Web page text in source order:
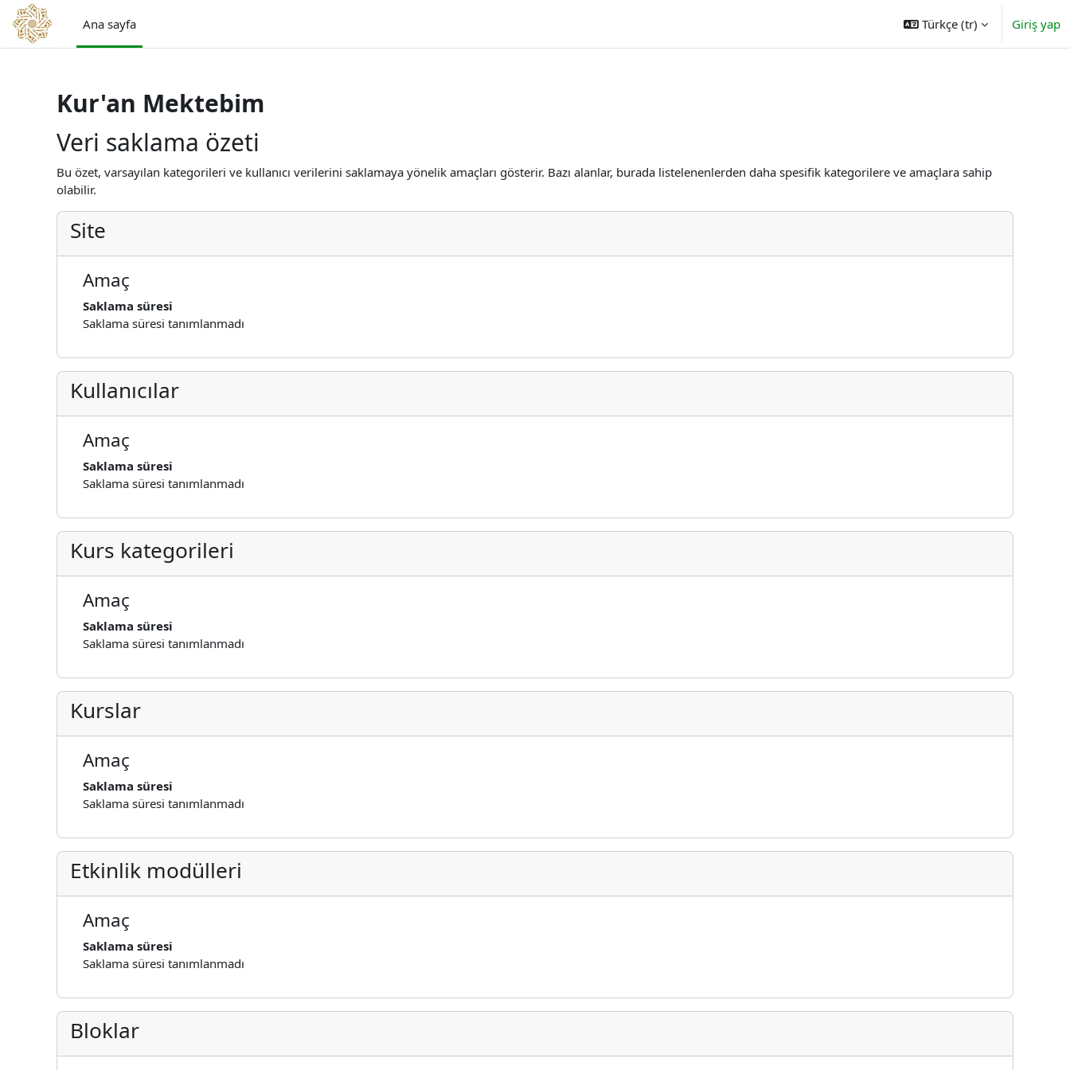
Ana içeriğe git
Ana sayfa
Türkçe ‎(tr)‎ Giriş yap
Kur'an Mektebim
Veri saklama özeti
Bu özet, varsayılan kategorileri ve kullanıcı verilerini saklamaya yönelik amaçları gösterir. Bazı alanlar, burada listelenenlerden daha spesifik kategorilere ve amaçlara sahip
olabilir.
Site
Amaç
Saklama süresi
Saklama süresi tanımlanmadı
Kullanıcılar
Amaç
Saklama süresi
Saklama süresi tanımlanmadı
Kurs kategorileri
Amaç
Saklama süresi
Saklama süresi tanımlanmadı
Kurslar
Amaç
Saklama süresi
Saklama süresi tanımlanmadı
Etkinlik modülleri
Amaç
Saklama süresi
Saklama süresi tanımlanmadı
Bloklar